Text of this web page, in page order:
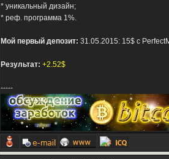
* уникальный дизайн;
* реф. программа 1%.
Мой первый депозит: 31.05.2015: 15$ с
Результат: +2.52$
-----